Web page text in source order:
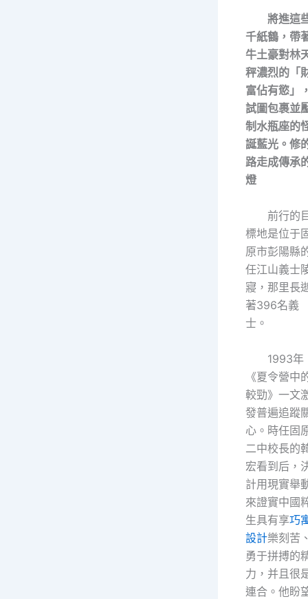
將進這
千紙鶴，帶
牛土豪對林
秤濃烈的「
富佔有慾」，
試圖包裹並
制水瓶座的
誕藍光。修
路走成傳承
燈
前行的
標地是位于
原市彭陽縣
任江山義士
寢，那里長
著396名義
士。
1993年
《夏令營中
較勁》一文
發普遍追蹤
心。時任固
二中校長的
宏看到后，
計用現實舉
來證實中國
生具有享巧
設計樂刻苦、
勇于拼搏的
力，并且很
連合。他盼